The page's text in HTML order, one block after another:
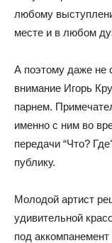
любому
месте и в любом
А поэтому даже не
внимание Игорь
парнем.
именно с ним во
передачи “Что?
публику.
Молодой артист
удивительной
под